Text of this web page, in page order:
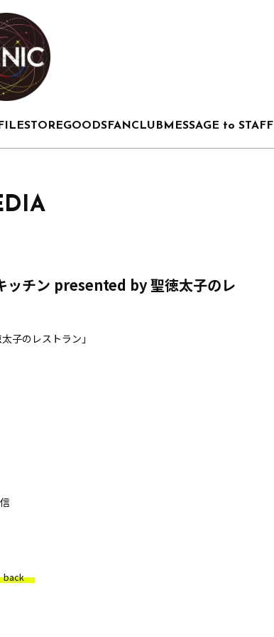
STOREGOODSFANCLUB MESSAGE to STAFF
ッチン presented by 聖徳太子のレ
子のレストラン」
back